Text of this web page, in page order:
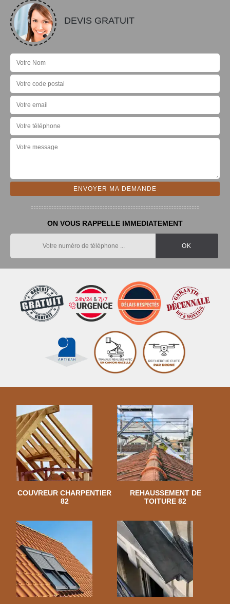
DEVIS GRATUIT
ON VOUS RAPPELLE IMMEDIATEMENT
COUVREUR CHARPENTIER
82
REHAUSSEMENT DE
TOITURE 82